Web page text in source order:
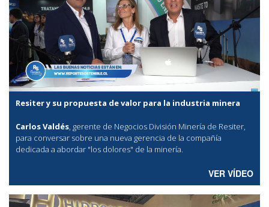
Resiter y su propuesta de valor para la industria minera
Carlos Valdés, gerente de Negocios División Minería de Resiter,
para conversar sobre una nueva gerencia de la compañía
dedicada a abordar "los dolores" de la minería.
VER VÍDEO